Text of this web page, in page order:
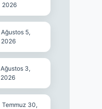
2026
Ağustos 5,
2026
Ağustos 3,
2026
Temmuz 30,